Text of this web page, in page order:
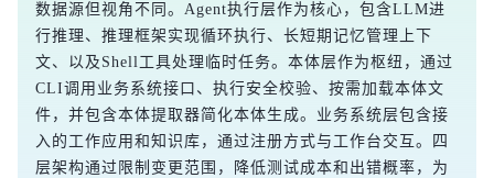
数据源但视角不同。Agent执行层作为核心，包含LLM进
行推理、推理框架实现循环执行、长短期记忆管理上下
文、以及Shell工具处理临时任务。本体层作为枢纽，通过
CLI调用业务系统接口、执行安全校验、按需加载本体文
件，并包含本体提取器简化本体生成。业务系统层包含接
入的工作应用和知识库，通过注册方式与工作台交互。四
层架构通过限制变更范围，降低测试成本和出错概率，为